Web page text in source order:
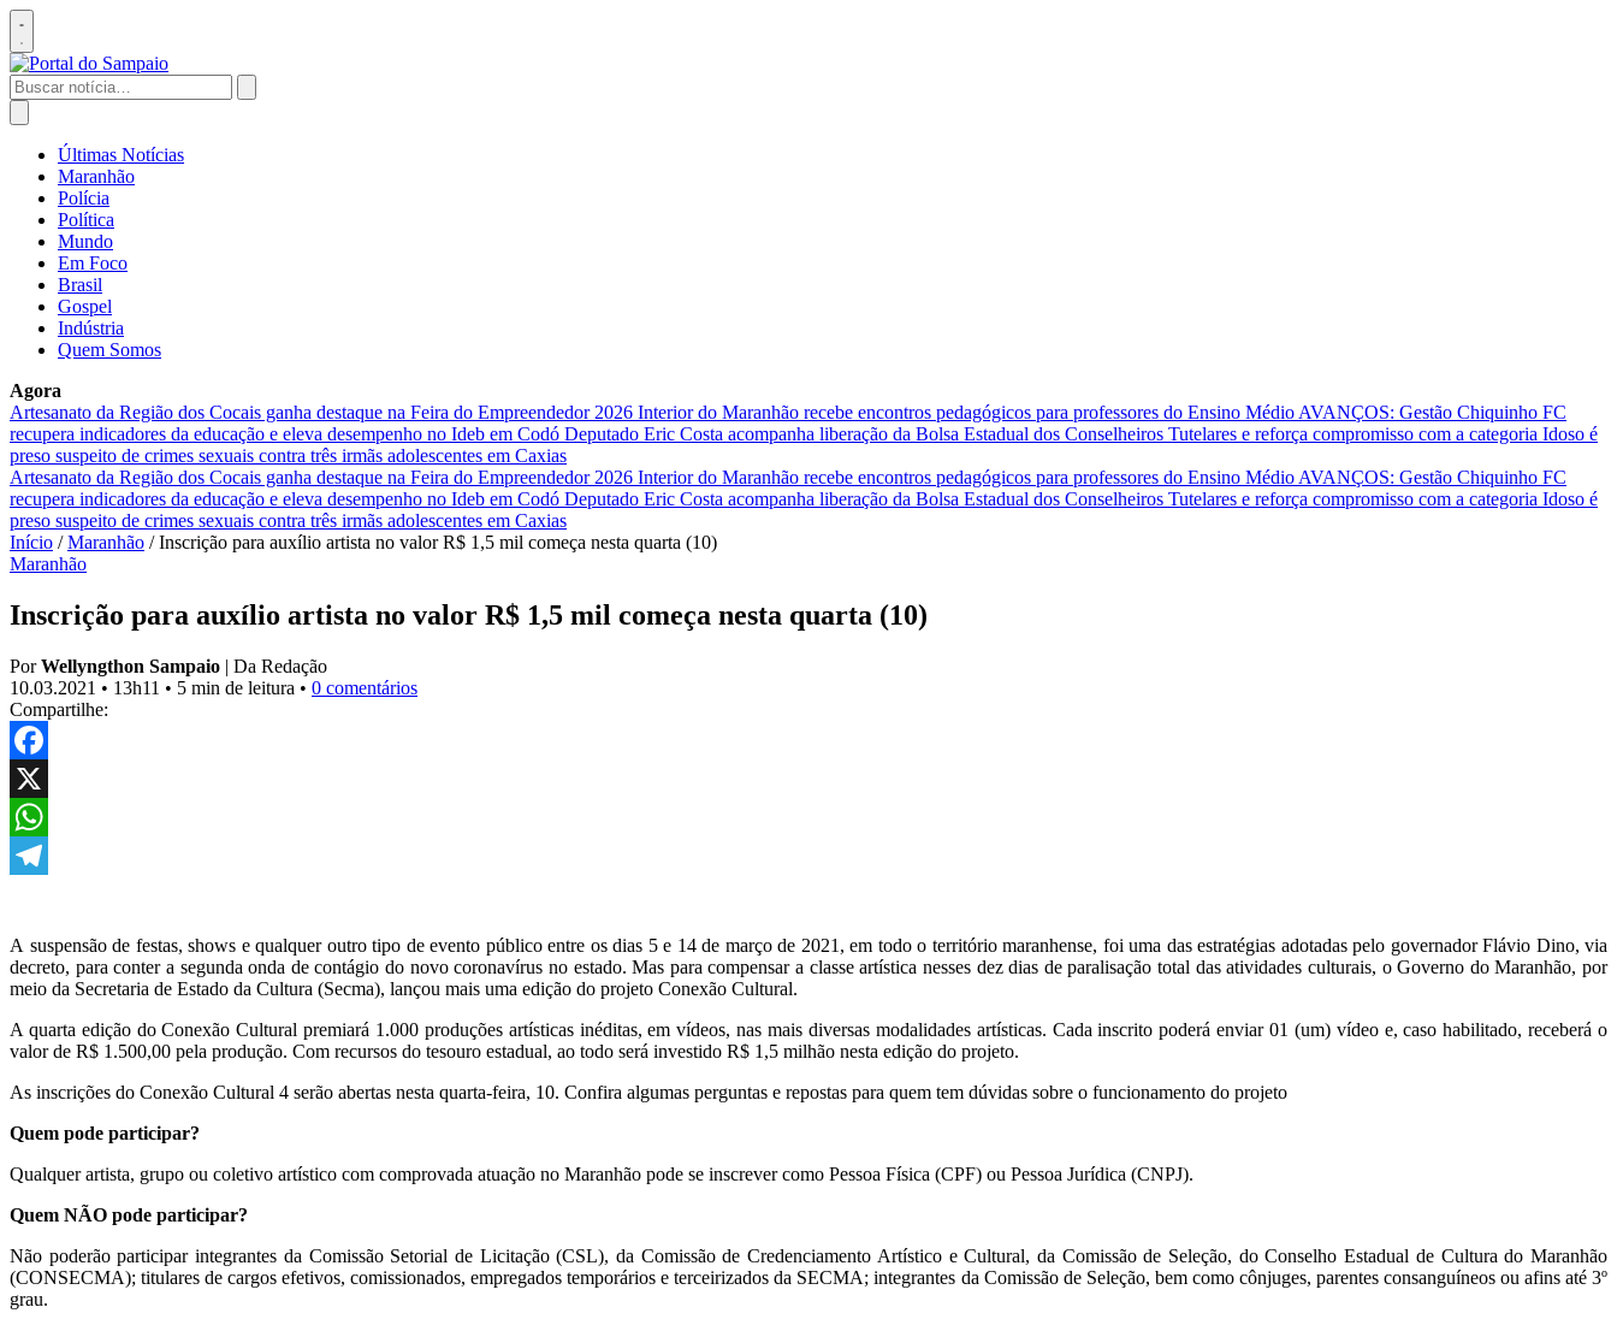
Pular
para
o
conteúdo
Abrir
menu
Buscar
por:
Abrir
buscaÚltimas Notícias
Maranhão
Polícia
Política
Mundo
Em Foco
Brasil
Gospel
Indústria
Quem Somos
Agora
Artesanato da Região dos Cocais ganha destaque na Feira do Empreendedor 2026 Interior do Maranhão recebe encontros pedagógicos para professores do Ensino Médio AVANÇOS: Gestão Chiquinho FC
recupera indicadores da educação e eleva desempenho no Ideb em Codó Deputado Eric Costa acompanha liberação da Bolsa Estadual dos Conselheiros Tutelares e reforça compromisso com a categoria Idoso é
preso suspeito de crimes sexuais contra três irmãs adolescentes em Caxias
Artesanato da Região dos Cocais ganha destaque na Feira do Empreendedor 2026 Interior do Maranhão recebe encontros pedagógicos para professores do Ensino Médio AVANÇOS: Gestão Chiquinho FC
recupera indicadores da educação e eleva desempenho no Ideb em Codó Deputado Eric Costa acompanha liberação da Bolsa Estadual dos Conselheiros Tutelares e reforça compromisso com a categoria Idoso é
preso suspeito de crimes sexuais contra três irmãs adolescentes em Caxias
Início / Maranhão / Inscrição para auxílio artista no valor R$ 1,5 mil começa nesta quarta (10)
Maranhão
Inscrição para auxílio artista no valor R$ 1,5 mil começa nesta quarta (10)
PorWellyngthon Sampaio | Da Redação
10.03.2021 • 13h11 • 5 min de leitura • 0 comentários
Compartilhe:
Facebook
X
WhatsApp
A suspensão de festas, shows e qualquer outro tipo de evento público entre os dias 5 e 14 de março de 2021, em todo o território maranhense, foi uma das estratégias adotadas pelo governador Flávio Dino, via
decreto, para conter a segunda onda de contágio do novo coronavírus no estado. Mas para compensar a classe artística nesses dez dias de paralisação total das atividades culturais, o Governo do Maranhão, por
meio da Secretaria de Estado da Cultura (Secma), lançou mais uma edição do projeto Conexão Cultural.
A quarta edição do Conexão Cultural premiará 1.000 produções artísticas inéditas, em vídeos, nas mais diversas modalidades artísticas. Cada inscrito poderá enviar 01 (um) vídeo e, caso habilitado, receberá o
valor de R$ 1.500,00 pela produção. Com recursos do tesouro estadual, ao todo será investido R$ 1,5 milhão nesta edição do projeto.
As inscrições do Conexão Cultural 4 serão abertas nesta quarta-feira, 10. Confira algumas perguntas e repostas para quem tem dúvidas sobre o funcionamento do projeto
Quem pode participar?
Qualquer artista, grupo ou coletivo artístico com comprovada atuação no Maranhão pode se inscrever como Pessoa Física (CPF) ou Pessoa Jurídica (CNPJ).
Quem NÃO pode participar?
Não poderão participar integrantes da Comissão Setorial de Licitação (CSL), da Comissão de Credenciamento Artístico e Cultural, da Comissão de Seleção, do Conselho Estadual de Cultura do Maranhão
(CONSECMA); titulares de cargos efetivos, comissionados, empregados temporários e terceirizados da SECMA; integrantes da Comissão de Seleção, bem como cônjuges, parentes consanguíneos ou afins até 3º
grau.